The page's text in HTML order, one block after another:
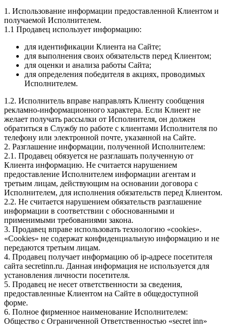
1. Использование информации предоставленной Клиентом и
получаемой Исполнителем.
1.1 Продавец использует информацию:
для идентификации Клиента на Сайте;
для выполнения своих обязательств перед Клиентом;
для оценки и анализа работы Сайта;
для определения победителя в акциях, проводимых
Исполнителем.
1.2. Исполнитель вправе направлять Клиенту сообщения
рекламно-информационного характера. Если Клиент не
желает получать рассылки от Исполнителя, он должен
обратиться в Службу по работе с клиентами Исполнителя по
телефону или электронной почте, указанной на Сайте.
2. Разглашение информации, полученной Исполнителем:
2.1. Продавец обязуется не разглашать полученную от
Клиента информацию. Не считается нарушением
предоставление Исполнителем информации агентам и
третьим лицам, действующим на основании договора с
Исполнителем, для исполнения обязательств перед Клиентом.
2.2. Не считается нарушением обязательств разглашение
информации в соответствии с обоснованными и
применимыми требованиями закона.
3. Продавец вправе использовать технологию «cookies».
«Cookies» не содержат конфиденциальную информацию и не
передаются третьим лицам.
4. Продавец получает информацию об ip-адресе посетителя
сайта secretinn.ru. Данная информация не используется для
установления личности посетителя.
5. Продавец не несет ответственности за сведения,
предоставленные Клиентом на Сайте в общедоступной
форме.
6. Полное фирменное наименование Исполнителем:
Общество с Ограниченной Ответственностью «secret inn»